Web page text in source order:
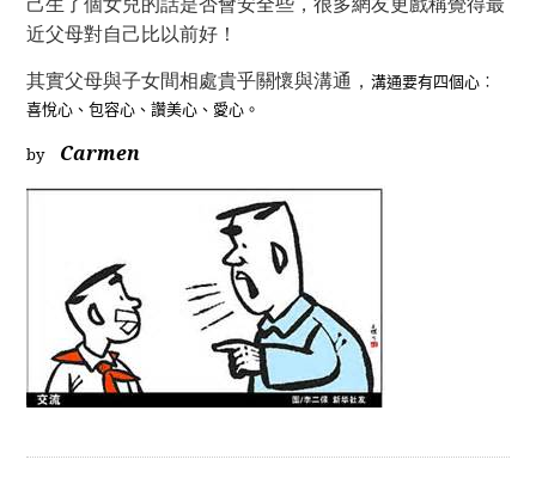
近父母對自己比以前好！
其實父母與子女間相處貴乎關懷與溝通，溝通要有四個心︰
喜悅心、包容心、讚美心、愛心。
by Carmen